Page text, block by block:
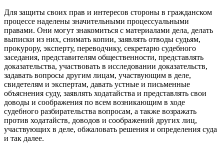
Для защиты своих прав и интересов стороны в гражданском
процессе наделены значительными процессуальными
правами. Они могут знакомиться с материалами дела, делать
выписки из них, снимать копии, заявлять отводы судьям,
прокурору, эксперту, переводчику, секретарю судебного
заседания, представителям общественности, представлять
доказательства, участвовать в исследовании доказательств,
задавать вопросы другим лицам, участвующим в деле,
свидетелям и экспертам, давать устные и письменные
объяснения суду, заявлять ходатайства и представлять свои
доводы и соображения по всем возникающим в ходе
судебного разбирательства вопросам, а также возражать
против ходатайств, доводов и соображений других лиц,
участвующих в деле, обжаловать решения и определения суда
и так далее.